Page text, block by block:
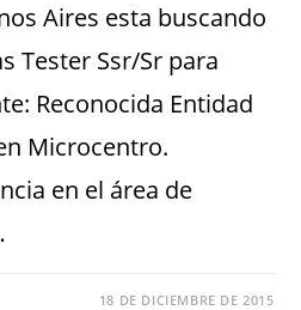
Aires esta buscando
Tester Ssr/Sr para
Reconocida Entidad
Microcentro.
en el área de
18 DE DICIEMBRE DE 2015